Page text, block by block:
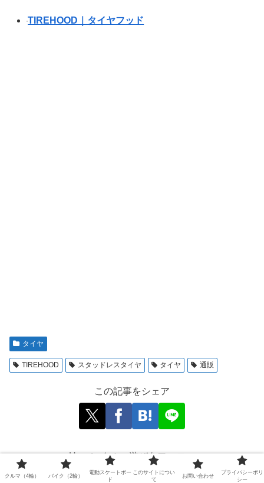
TIREHOOD｜タイヤフッド
タイヤ
TIREHOOD スタッドレスタイヤ タイヤ 通販
この記事をシェア
How to クルマ遊びをフォロー
クルマ（4輪） バイク（2輪）
電動スケートボー
ド
このサイトについ
て
お問い合わせ
プライバシーポリ
シー